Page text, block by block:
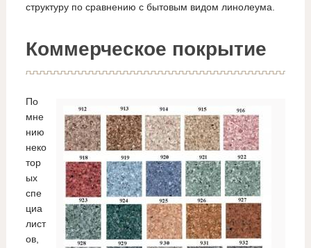
структуру по сравнению с бытовым видом линолеума.
Коммерческое покрытие
По
мне
нию
неко
тор
ых
спе
циа
лист
ов,